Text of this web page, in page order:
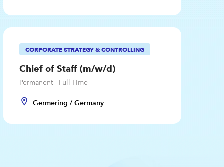
CORPORATE STRATEGY & CONTROLLING
Chief of Staff (m/w/d)
Permanent - Full-Time
Germering / Germany